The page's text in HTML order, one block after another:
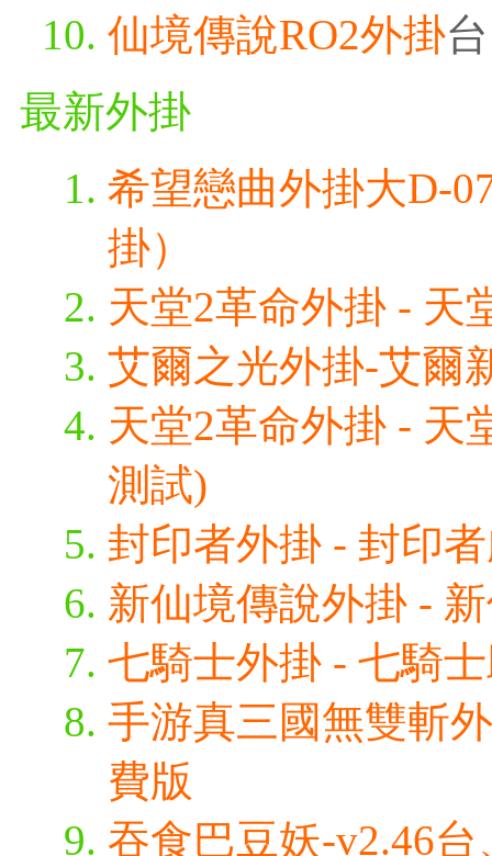
仙境傳說RO2外掛
最新外掛
希望戀曲外掛大D-
掛）
天堂2革命外掛 - 天
艾爾之光外掛-艾爾
天堂2革命外掛 - 天
測試)
封印者外掛 - 封印
新仙境傳說外掛 -
七騎士外掛 - 七騎
手游真三國無雙斬
費版
吞食巴豆妖-v2.46